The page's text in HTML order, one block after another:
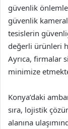
güvenlik
güvenlik
tesislerin
değerli ürünleri
Ayrıca, firmalar
minimize
Konya’daki
sıra, lojistik
alanına